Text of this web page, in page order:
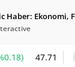
Haber: Ekonomi,
47.71